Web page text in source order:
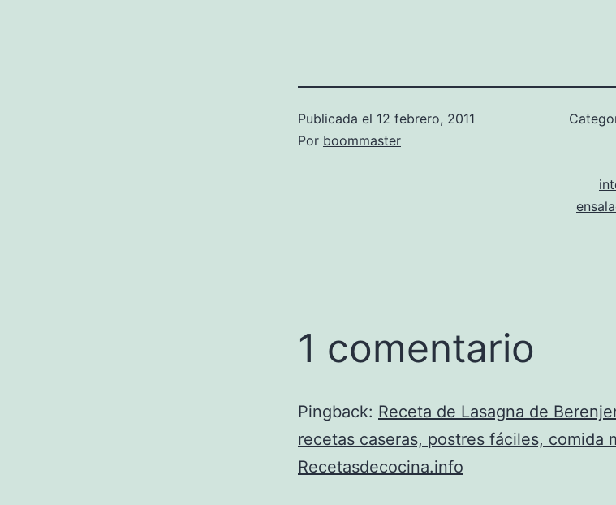
Publicada el 12 febrero, 2011
Por boommaster
1 comentario
Pingback: Receta de Lasagna de
recetas caseras, postres fáciles, comida
Recetasdecocina.info